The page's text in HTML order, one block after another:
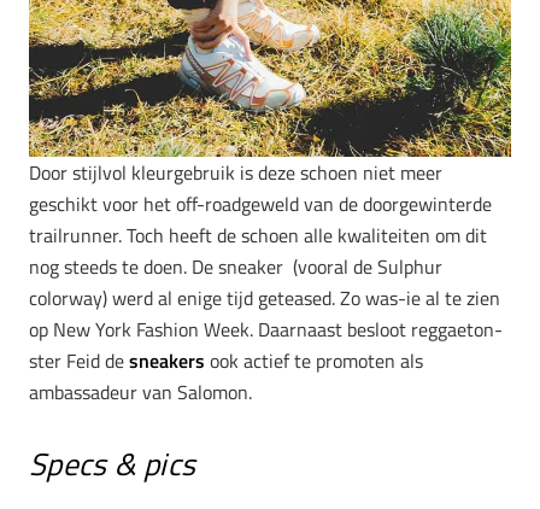
Door stijlvol kleurgebruik is deze schoen niet meer
geschikt voor het off-roadgeweld van de doorgewinterde
trailrunner. Toch heeft de schoen alle kwaliteiten om dit
nog steeds te doen. De sneaker (vooral de Sulphur
colorway) werd al enige tijd geteased. Zo was-ie al te zien
op New York Fashion Week. Daarnaast besloot reggaeton-
ster Feid desneakers ook actief te promoten als
ambassadeur van Salomon.
Specs & pics